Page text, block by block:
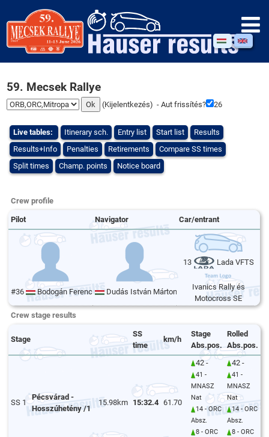
59. Mecsek Rallye
(Kijelentkezés) - Aut frissítés? 25
Live tables: Itinerary sch. Entry list Start list
Results
Results+Info
Penalties Retirements
Compare SS times
Split times
Champ. points Notice board
Crew profile
Pilot Navigator Car/entrant
#36 Bodogán Ferenc Dudás István Márton
13 Lada VFTS
Ivanics Rally és
Motocross SE
Crew stage results
Stage
SS
time
km/h
Stage
Abs.pos.
Rolled
Abs.pos.
SS 1
Pécsvárad -
Hosszúhetény /1
15.98km 15:32.4 61.70
42 -
41 -
MNASZ
Nat
14 - ORC
Absz.
8 - ORC
42 -
41 -
MNASZ
Nat
14 - ORC
Absz.
8 - ORC